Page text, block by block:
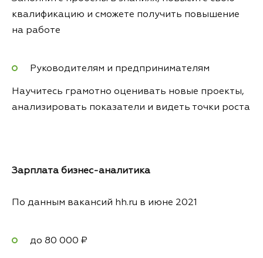
квалификацию и сможете получить повышение
на работе
Руководителям и предпринимателям
Научитесь грамотно оценивать новые проекты,
анализировать показатели и видеть точки роста
Зарплата бизнес-аналитика
По данным вакансий hh.ru в июне 2021
до 80 000 ₽